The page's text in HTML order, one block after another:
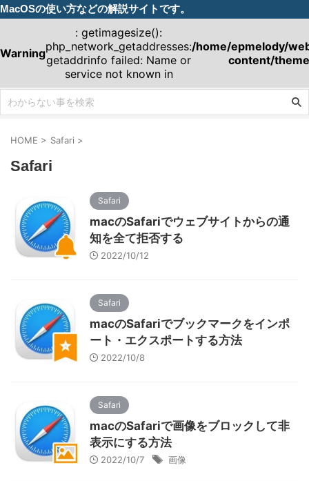
MacOSの使い方などの解説サイトです。
Warning
: getimagesize():
php_network_getaddresses:
getaddrinfo failed: Name or
service not known in
/home/epmelody/
content/
HOME > Safari >
Safari
Safari
macのSafariでウェブサイトからの通
知を全て拒否する
2022/10/12
Safari
macのSafariでブックマークをインポ
ート・エクスポートする方法
2022/10/8
Safari
macのSafariで画像をブロックして非
表示にする方法
2022/10/7 画像